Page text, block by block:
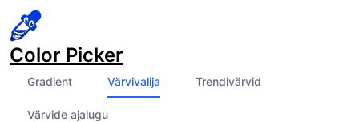
Color Picker
Gradient Värvivalija Trendivärvid
Värvide ajalugu